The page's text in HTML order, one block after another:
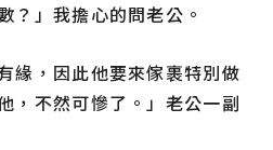
？」我擔心的問老公。
緣，因此他要來傢裹特別做
，不然可慘了。」老公一副